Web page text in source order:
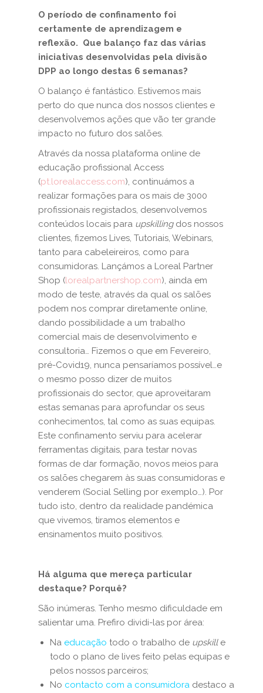
O período de confinamento foi
certamente de aprendizagem e
reflexão. Que balanço faz das várias
iniciativas desenvolvidas pela divisão
DPP ao longo destas 6 semanas?
O balanço é fantástico. Estivemos mais
perto do que nunca dos nossos clientes e
desenvolvemos ações que vão ter grande
impacto no futuro dos salões.
Através da nossa plataforma online de
educação profissional Access
(pt.lorealaccess.com), continuámos a
realizar formações para os mais de 3000
profissionais registados, desenvolvemos
conteúdos locais para upskillingdos nossos
clientes, fizemos Lives, Tutoriais, Webinars,
tanto para cabeleireiros, como para
consumidoras. Lançámos a Loreal Partner
Shop (lorealpartnershop.com), ainda em
modo de teste, através da qual os salões
podem nos comprar diretamente online,
dando possibilidade a um trabalho
comercial mais de desenvolvimento e
consultoria… Fizemos o que em Fevereiro,
pré-Covid19, nunca pensaríamos possível…e
o mesmo posso dizer de muitos
profissionais do sector, que aproveitaram
estas semanas para aprofundar os seus
conhecimentos, tal como as suas equipas.
Este confinamento serviu para acelerar
ferramentas digitais, para testar novas
formas de dar formação, novos meios para
os salões chegarem às suas consumidoras e
venderem (Social Selling por exemplo…). Por
tudo isto, dentro da realidade pandémica
que vivemos, tiramos elementos e
ensinamentos muito positivos.
Há alguma que mereça particular
destaque? Porquê?
São inúmeras. Tenho mesmo dificuldade em
salientar uma. Prefiro dividi-las por área:
Na educação todo o trabalho de upskille
todo o plano de lives feito pelas equipas e
pelos nossos parceiros;
No contacto com a consumidora destaco a